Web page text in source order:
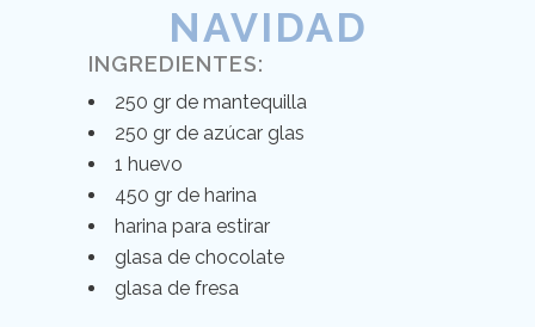
NAVIDAD
INGREDIENTES:
250 gr de mantequilla
250 gr de azúcar glas
1 huevo
450 gr de harina
harina para estirar
glasa de chocolate
glasa de fresa